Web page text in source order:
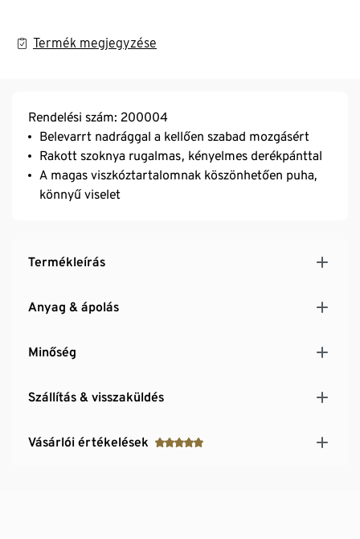
Termék megjegyzése
Rendelési szám: 200004
Belevarrt nadrággal a kellően szabad mozgásért
Rakott szoknya rugalmas, kényelmes derékpánttal
A magas viszkóztartalomnak köszönhetően puha,
könnyű viselet
Termékleírás
Anyag & ápolás
Minőség
Szállítás & visszaküldés
Vásárlói értékelések